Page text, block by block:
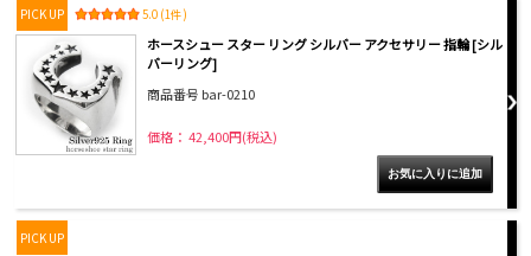
PICK UP 5.0 (1件)
ホースシュー スター リング シルバー アクセサリー 指輪 [シル
バーリング]
商品番号 bar-0210
価格： 42,400円(税込)
PICK UP